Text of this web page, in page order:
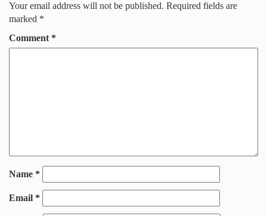
Your email address will not be published. Required fields are
marked *
Comment *
Name *
Email *